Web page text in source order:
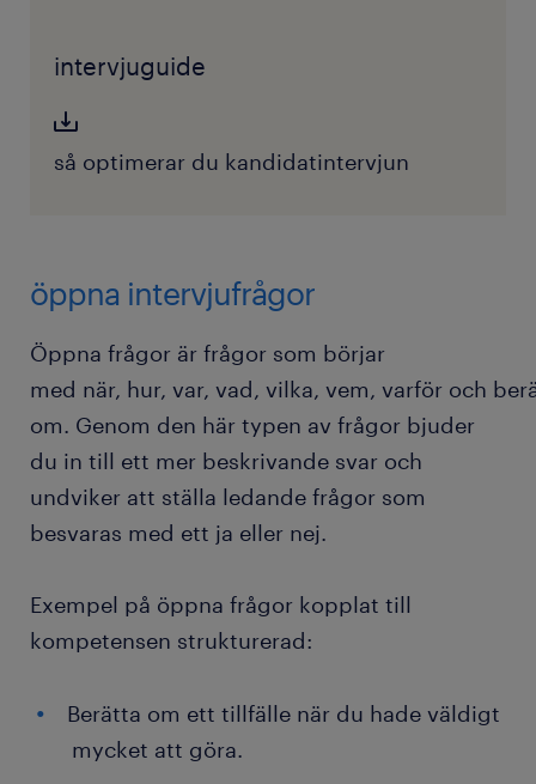
intervjuguide
så optimerar du kandidatintervjun
öppna intervjufrågor
Öppna frågor är frågor som börjar
med när, hur, var, vad, vilka, vem, varför och
om. Genom den här typen av frågor bjuder
du in till ett mer beskrivande svar och
undviker att ställa ledande frågor som
besvaras med ett ja eller nej.
Exempel på öppna frågor kopplat till
kompetensen strukturerad:
Berätta om ett tillfälle när du hade väldigt
mycket att göra.